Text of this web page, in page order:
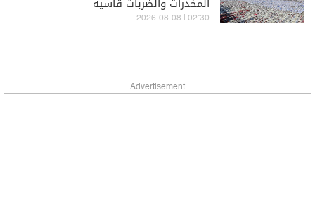
02:30 | 2026-08-08
Advertisement